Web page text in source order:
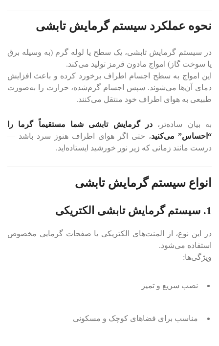
نحوه عملکرد سیستم گرمایش تابشی
در سیستم گرمایش تابشی، یک سطح یا لوله گرم (به وسیله برق
یا سوخت گاز) امواج مادون قرمز تولید می‌کند.
این امواج به سطح اجسام اطراف برخورد کرده و باعث افزایش
دمای آن‌ها می‌شوند. سپس اجسام گرم‌شده، حرارت را به‌صورت
طبیعی به هوای اطراف خود منتقل می‌کنند.
به بیان ساده‌تر، در گرمایش تابشی شما مستقیماً گرما را
“احساس” می‌کنید، حتی اگر هوای اطراف هنوز سرد باشد —
درست مانند زمانی که زیر نور خورشید ایستاده‌اید.
انواع سیستم گرمایش تابشی
1. سیستم گرمایش تابشی الکتریکی
در این نوع، از المنت‌های الکتریکی یا صفحات گرمایی مخصوص
استفاده می‌شود.
ویژگی‌ها:
نصب سریع و تمیز
مناسب برای فضاهای کوچک و مسکونی